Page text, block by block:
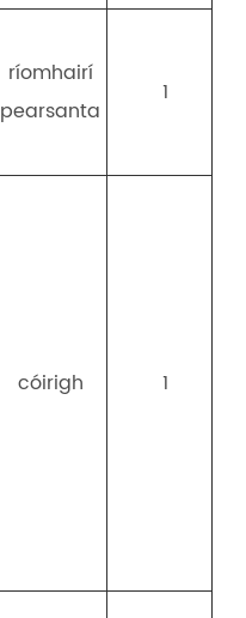
ríomhairí
pearsanta
1
cóirigh 1